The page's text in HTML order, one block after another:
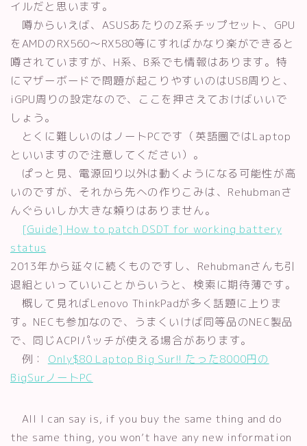
イルだと思います。
噂からいえば、ASUSあたりのZ系チップセット、GPU
をAMDのRX560～RX580等にすればかなり楽ができると
噂されていますが、H系、B系でも情報はあります。特
にマザーボードで問題が起こりやすいのはUSB周りと、
iGPU周りの設定なので、ここを押さえておけばいいで
しょう。
とくに難しいのはノートPCです（英語圏ではLaptop
といいますので注意してください）。
ぱっと見、電源回り以外は動くようになる可能性が高
いのですが、それから先への作りこみは、Rehubmanさ
んぐらいしか大きな頼りはありません。
[Guide] How to patch DSDT for working battery
status
2013年から延々に続くものですし、Rehubmanさんも引
退組といっていいことからいうと、検索に期待薄です。
概して見ればLenovo ThinkPadが多く話題に上りま
す。NECも参加なので、うまくいけば同等品のNEC製品
で、同じACPIパッチが使える場合があります。
例： Only$80 Laptop Big Sur!! たった8000円の
BigSurノートPC
All I can say is, if you buy the same thing and do
the same thing, you won’t have any new information